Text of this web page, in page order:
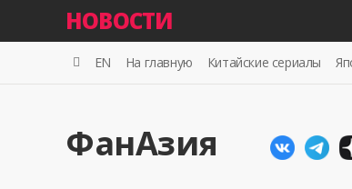
НОВОСТИ
EN На главную Китайские сериалы
ФанАзия